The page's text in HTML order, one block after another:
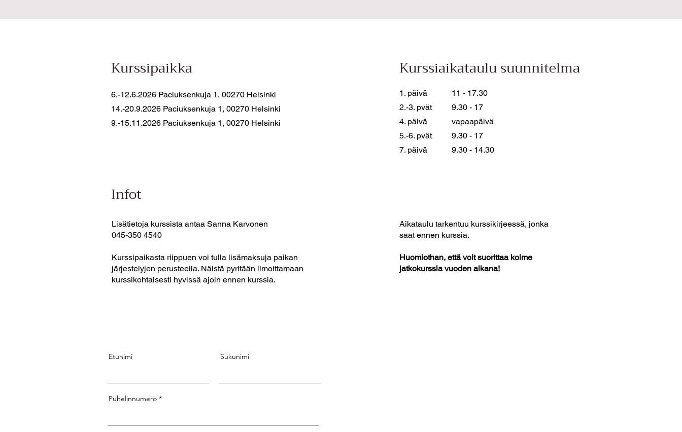
Kurssipaikka
6.-12.6.2026 Paciuksenkuja 1, 00270 Helsinki
14.-20.9.2026 Paciuksenkuja 1, 00270 Helsinki
9.-15.11.2026 Paciuksenkuja 1, 00270 Helsinki
Kurssiaikataulu suunnitelma
1. päivä
2.-3. pvät
4. päivä
5.-6. pvät
7. päivä
11 - 17.30
9.30 - 17
vapaapäivä
9.30 - 17
9.30 - 14.30
Infot
Lisätietoja kurssista antaa Sanna Karvonen
045-350 4540
Kurssipaikasta riippuen voi tulla lisämaksuja paikan
järjestelyjen perusteella. Näistä pyritään ilmoittamaan
kurssikohtaisesti hyvissä ajoin ennen kurssia.
Aikataulu tarkentuu kurssikirjeessä, jonka
saat ennen kurssia.
Huomiothan, että voit suorittaa kolme
jatkokurssia vuoden aikana!
Etunimi Sukunimi
Puhelinnumero